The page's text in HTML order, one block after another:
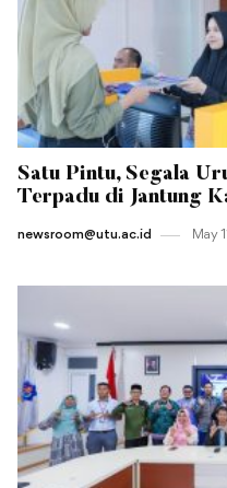
Satu Pintu, Segala
Terpadu di Jantung
newsroom@utu.ac.id May